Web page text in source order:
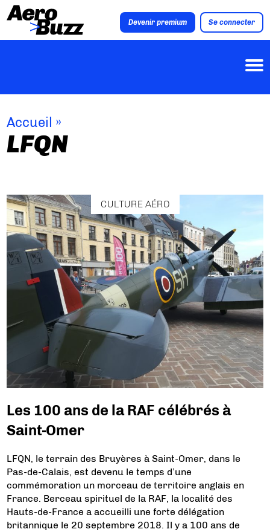
Devenir premium Se connecter
Accueil »
LFQN
CULTURE AÉRO
Les 100 ans de la RAF célébrés à
Saint-Omer
LFQN, le terrain des Bruyères à Saint-Omer, dans le
Pas-de-Calais, est devenu le temps d’une
commémoration un morceau de territoire anglais en
France. Berceau spirituel de la RAF, la localité des
Hauts-de-France a accueilli une forte délégation
britannique le 20 septembre 2018. Il y a 100 ans de